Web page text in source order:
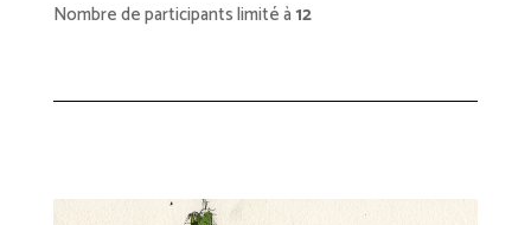
Nombre de participants limité à12